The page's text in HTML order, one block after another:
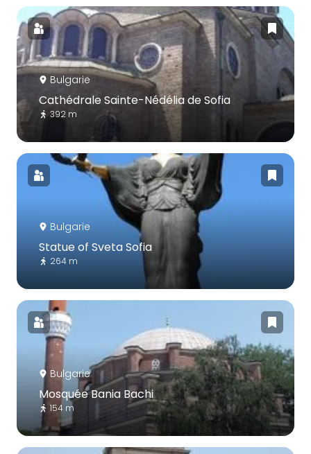
Bulgarie
Cathédrale Sainte-Nédélia de Sofia
392 m
Bulgarie
Statue of Sveta Sofia
264 m
Bulgarie
Mosquée Bania Bachi
154 m